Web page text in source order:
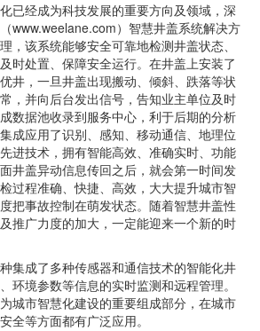
已经成为科技发展的重要方向及领域，深
www.weelane.com） 智慧井盖系统解决方
，该系统能够安全可靠地检测井盖状态、
时处置、保障安全运行。在井盖上安装了
，一旦井盖出现搬动、倾斜、跌落等状
，并向后台发出信号，告知业主单位及时
数据池收录到服务中心，利于后期的分析
成应用了识别、感知、移动通信、地理位
进技术，拥有智能高效、准确实时、功能
井盖异动信息传回之后，就会第一时间发
过程准确、快捷、高效，大大提升城市智
把事故控制在萌发状态。随着智慧井盖性
推广力度的加大，一定能迎来一个新的时
集成了多种传感器和通信技术的智能化井
环境参数等信息的实时监测和远程管理。
城市智慧化建设的重要组成部分，在城市
全等方面都有广泛应用。